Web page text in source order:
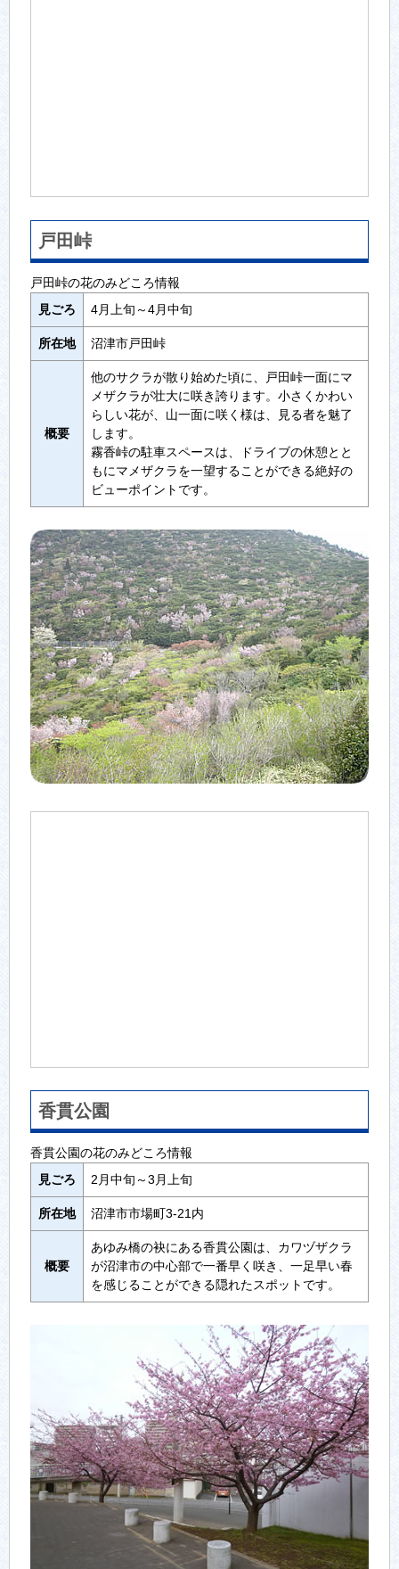
戸田峠
戸田峠の花のみどころ情報
見ごろ
4月上旬～4月中旬
所在地 沼津市戸田峠
概要
他のサクラが散り始めた頃に、戸田峠一面にマ
メザクラが壮大に咲き誇ります。小さくかわい
らしい花が、山一面に咲く様は、見る者を魅了
します。
霧香峠の駐車スペースは、ドライブの休憩とと
もにマメザクラを一望することができる絶好の
ビューポイントです。
香貫公園
香貫公園の花のみどころ情報
見ごろ
2月中旬～3月上旬
所在地 沼津市市場町3-21内
概要
あゆみ橋の袂にある香貫公園は、カワヅザクラ
が沼津市の中心部で一番早く咲き、一足早い春
を感じることができる隠れたスポットです。